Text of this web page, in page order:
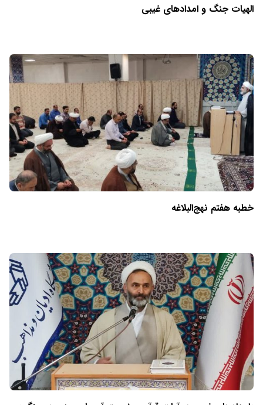
الهیات جنگ و امدادهای غیبی
خطبه هفتم نهج‌البلاغه